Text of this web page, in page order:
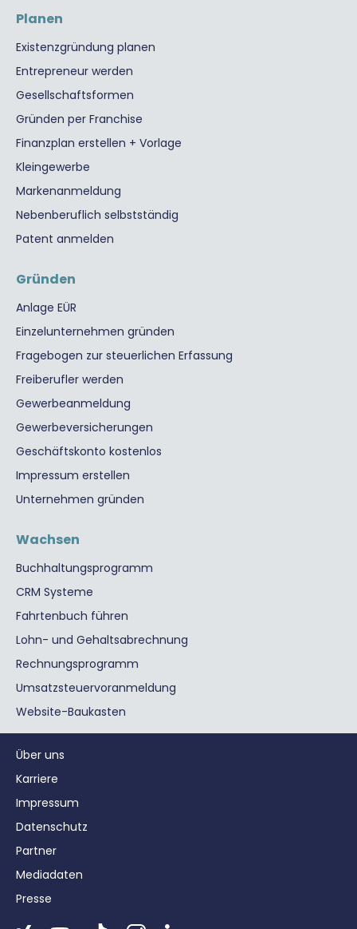
Planen
Existenzgründung planen
Entrepreneur werden
Gesellschaftsformen
Gründen per Franchise
Finanzplan erstellen + Vorlage
Kleingewerbe
Markenanmeldung
Nebenberuflich selbstständig
Patent anmelden
Gründen
Anlage EÜR
Einzelunternehmen gründen
Fragebogen zur steuerlichen Erfassung
Freiberufler werden
Gewerbeanmeldung
Gewerbeversicherungen
Geschäftskonto kostenlos
Impressum erstellen
Unternehmen gründen
Wachsen
Buchhaltungsprogramm
CRM Systeme
Fahrtenbuch führen
Lohn- und Gehaltsabrechnung
Rechnungsprogramm
Umsatzsteuervoranmeldung
Website-Baukasten
Über uns
Karriere
Impressum
Datenschutz
Partner
Mediadaten
Presse